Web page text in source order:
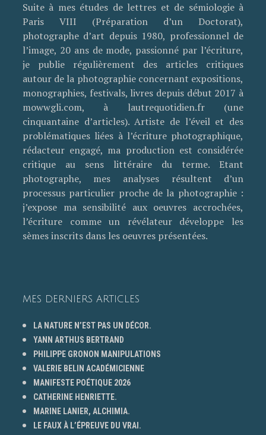
Suite à mes études de lettres et de sémiologie à
Paris VIII (Préparation d’un Doctorat),
photographe d’art depuis 1980, professionnel de
l’image, 20 ans de mode, passionné par l’écriture,
je publie régulièrement des articles critiques
autour de la photographie concernant expositions,
monographies, festivals, livres depuis début 2017 à
mowwgli.com, à lautrequotidien.fr (une
cinquantaine d’articles). Artiste de l’éveil et des
problématiques liées à l’écriture photographique,
rédacteur engagé, ma production est considérée
critique au sens littéraire du terme. Etant
photographe, mes analyses résultent d’un
processus particulier proche de la photographie :
j’expose ma sensibilité aux oeuvres accrochées,
l’écriture comme un révélateur développe les
sèmes inscrits dans les oeuvres présentées.
MES DERNIERS ARTICLES
LA NATURE N’EST PAS UN DÉCOR.
YANN ARTHUS BERTRAND
PHILIPPE GRONON MANIPULATIONS
VALERIE BELIN ACADÉMICIENNE
MANIFESTE POÉTIQUE 2026
CATHERINE HENRIETTE.
MARINE LANIER, ALCHIMIA.
LE FAUX À L’ÉPREUVE DU VRAI.